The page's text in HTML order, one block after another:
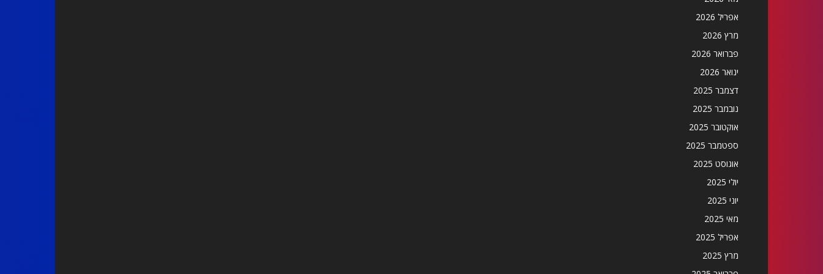
אפריל 2026
מרץ 2026
פברואר 2026
ינואר 2026
דצמבר 2025
נובמבר 2025
אוקטובר 2025
ספטמבר 2025
אוגוסט 2025
יולי 2025
יוני 2025
מאי 2025
אפריל 2025
מרץ 2025